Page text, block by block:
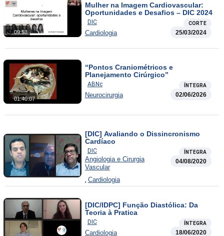
09:53
Mulher na Imagem Cardiovascular:
Oportunidades e Desafios – DIC 2024
DIC CORTE
Cardiologia 25/03/2024
01:40:07
“Pontos Craniométricos e
Planejamento Cirúrgico”
ABNc ÍNTEGRA
Neurocirurgia 02/06/2026
[DIC] Avaliando o Dissincronismo
Cardíaco
DIC ÍNTEGRA
Angiologia e Cirurgia
Vascular
Cardiologia
04/08/2020
[DIC/IDPC] Função Diastólica: Da
Teoria à Pratica
DIC ÍNTEGRA
Cardiologia 18/06/2020